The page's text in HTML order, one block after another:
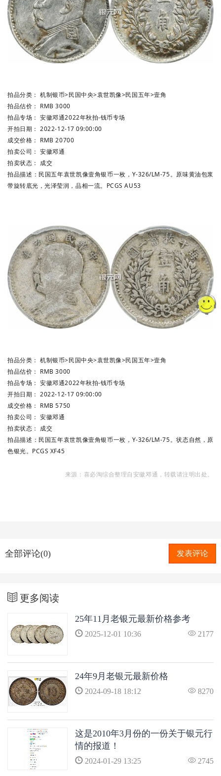
拍品分类： 机制银币>民国中央>袁世凯像>民国五年>壹角
拍品估价： RMB 3000
拍品专场： 安徽邓通2022年秋拍-钱币专场
开拍日期： 2022-12-17 09:00:00
成交价格： RMB 20700
拍卖公司： 安徽邓通
拍卖状态： 成交
拍品描述： 民国五年袁世凯像壹角银币一枚，Y-326/LM-75。原味黄油包浆
带旋转底光，光泽莹润，品相一流。PCGS AU53
拍品分类： 机制银币>民国中央>袁世凯像>民国五年>壹角
拍品估价： RMB 3000
拍品专场： 安徽邓通2022年秋拍-钱币专场
开拍日期： 2022-12-17 09:00:00
成交价格： RMB 5750
拍卖公司： 安徽邓通
拍卖状态： 成交
拍品描述： 民国五年袁世凯像壹角银币一枚，Y-326/LM-75。状态自然，原
色银光。PCGS XF45
来源：喜必淘综合整理自安徽邓通，转载请注明出处。
全部评论(0) 发表评论
更多阅读
25年11月老银元最新价格参考
2025-12-01 10:36 2177
24年9月老银元最新价格
2024-09-18 18:12 8270
这是2010年3月份的一份关于银元行
情的报道！
2024-01-29 13:25 2745